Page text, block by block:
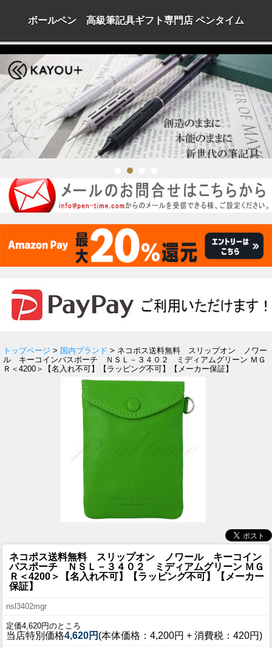
ボールペン 高級筆記具ギフト専門店 ペンタイム
トップページ > 国内ブランド > ネコポス送料無料 スリップオン ノワー
ル キーコインパスポーチ ＮＳＬ－３４０２ ミディアムグリーン ＭＧ
Ｒ＜4200＞【名入れ不可】【ラッピング不可】【メーカー保証】
ネコポス送料無料 スリップオン ノワール キーコイン
パスポーチ ＮＳＬ－３４０２ ミディアムグリーン ＭＧ
Ｒ＜4200＞【名入れ不可】【ラッピング不可】【メーカー
保証】
nsl3402mgr
定価4,620円のところ
当店特別価格4,620円 (本体価格：4,200円 + 消費税：420円)